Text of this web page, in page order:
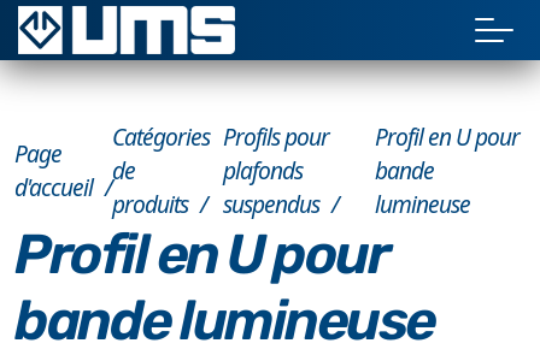
Page
d'accueil
Catégories
de
produits
Profils pour
plafonds
suspendus
Profil en U pour
bande
lumineuse
Profil en U pour
bande lumineuse